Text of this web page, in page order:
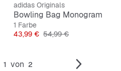
adidas Originals
Bowling Bag Monogram
1 Farbe
Preis
43,99 € Originalpreis
54,99 €
1 von 2